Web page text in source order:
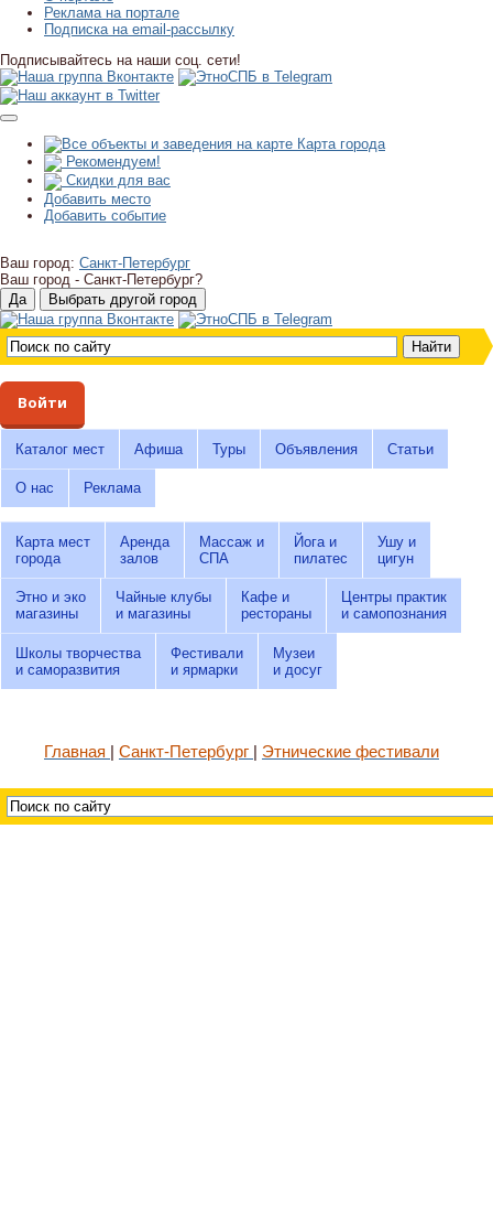
Реклама на портале
Подписка на email-рассылку
Подписывайтесь на наши соц. сети!
Карта города
Рекомендуем!
Скидки для вас
Добавить место
Добавить событие
Ваш город: Санкт-Петербург
Ваш город - Санкт-Петербург?
Войти
Каталог мест Афиша Туры Объявления Статьи
О нас Реклама
Карта мест
города
Аренда
залов
Массаж и
СПА
Йога и
пилатес
Ушу и
цигун
Этно и эко
магазины
Чайные клубы
и магазины
Кафе и
рестораны
Центры практик
и самопознания
Школы творчества
и саморазвития
Фестивали
и ярмарки
Музеи
и досуг
Главная Санкт-Петербург Этнические фестивали